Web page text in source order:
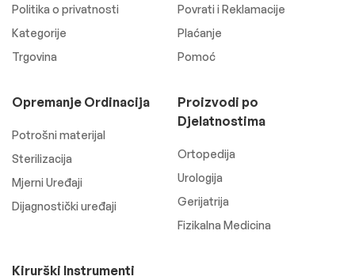
Politika o privatnosti
Kategorije
Trgovina
Povrati i Reklamacije
Plaćanje
Pomoć
Opremanje Ordinacija
Potrošni materijal
Sterilizacija
Mjerni Uređaji
Dijagnostički uređaji
Proizvodi po
Djelatnostima
Ortopedija
Urologija
Gerijatrija
Fizikalna Medicina
Kirurški Instrumenti